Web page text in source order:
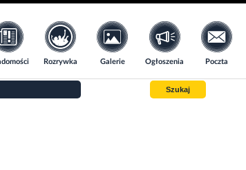
Rozrywka Galerie Ogłoszenia Poczta
Szukaj